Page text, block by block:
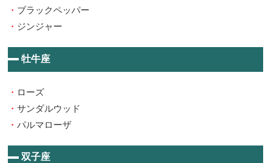
・ ブラックペッパー
・ ジンジャー
牡牛座
・ ローズ
・ サンダルウッド
・ パルマローザ
双子座